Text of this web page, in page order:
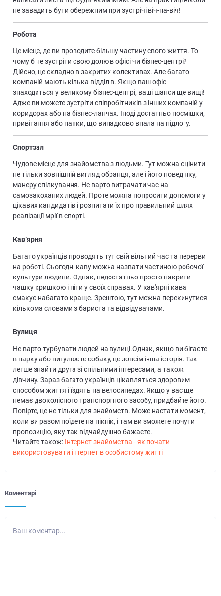
не завадить бути обережним при зустрічі віч-на-віч!
Робота
Це місце, де ви проводите більшу частину свого життя. То
чому б не зустріти свою долю в офісі чи бізнес-центрі?
Дійсно, це складно в закритих колективах. Але багато
компаній мають кілька відділів. Якщо ваш офіс
знаходиться у великому бізнес-центрі, ваші шанси ще вищі!
Адже ви можете зустріти співробітників з інших компаній у
коридорах або на бізнес-ланчах. Іноді достатньо посмішки,
привітання або папки, що випадково впала на підлогу.
Спортзал
Чудове місце для знайомства з людьми. Тут можна оцінити
не тільки зовнішній вигляд обранця, але і його поведінку,
манеру спілкування. Не варто витрачати час на
самозакоханих людей. Проте можна попросити допомоги у
цікавих кандидатів і розпитати їх про правильний шлях
реалізації мрії в спорті.
Кав’ярня
Багато українців проводять тут свій вільний час та перерви
на роботі. Сьогодні каву можна назвати частиною робочої
культури людини. Однак, недостатньо просто накрити
чашку кришкою і піти у своїх справах. У кав'ярні кава
смакує набагато краще. Зрештою, тут можна перекинутися
кількома словами з бариста та відвідувачами.
Вулиця
Не варто турбувати людей на вулиці.Однак, якщо ви бігаєте
в парку або вигулюєте собаку, це зовсім інша історія. Так
легше знайти друга зі спільними інтересами, а також
дівчину. Зараз багато українців цікавляться здоровим
способом життя і їздять на велосипедах. Якщо у вас ще
немає двоколісного транспортного засобу, придбайте його.
Повірте, це не тільки для знайомств. Може настати момент,
коли ви разом поїдете на пікнік, і там ви зможете почути
пропозицію, яку так відчайдушно бажаєте.
Читайте також: Інтернет знайомства - як почати
використовувати інтернет в особистому житті
Коментарі
Ваш коментар...